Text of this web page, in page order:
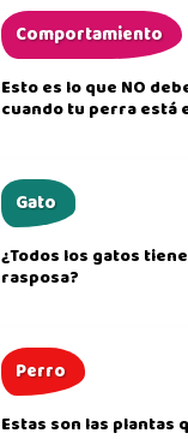
Comportamiento
Esto es lo que NO
cuando tu perra está
Gato
¿Todos los gatos
rasposa?
Perro
Estas son las plantas